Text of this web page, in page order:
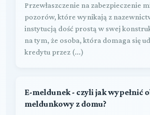
Przewłaszczenie na zabezpieczenie
pozorów, które wynikają z
instytucją dość prostą w swej
na tym, że osoba, która domaga się
kredytu przez (...)
E-meldunek - czyli jak wypełnić
meldunkowy z domu?